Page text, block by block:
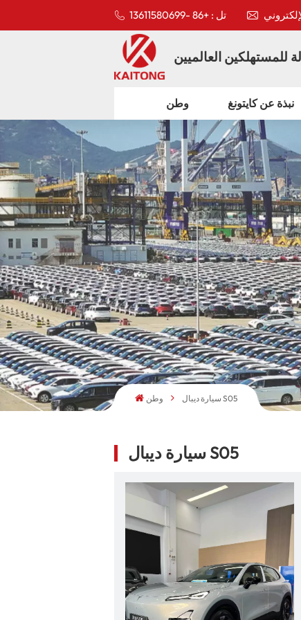
تل : +86 -13611580699
للمستهلكين العالميين
وطن نبذة عن كايتونغ
وطن سيارة ديبال S05
سيارة ديبال S05